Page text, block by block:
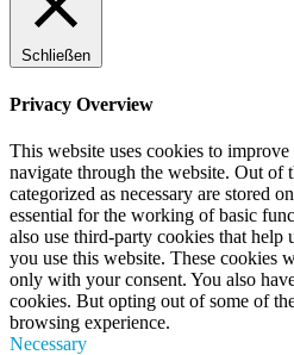
Schließen
Privacy Overview
This website uses cookies to
navigate through the website. Out of
categorized as necessary are stored
essential for the working of basic
also use third-party cookies that help
you use this website. These cookies
only with your consent. You also
cookies. But opting out of some of
browsing experience.
Necessary